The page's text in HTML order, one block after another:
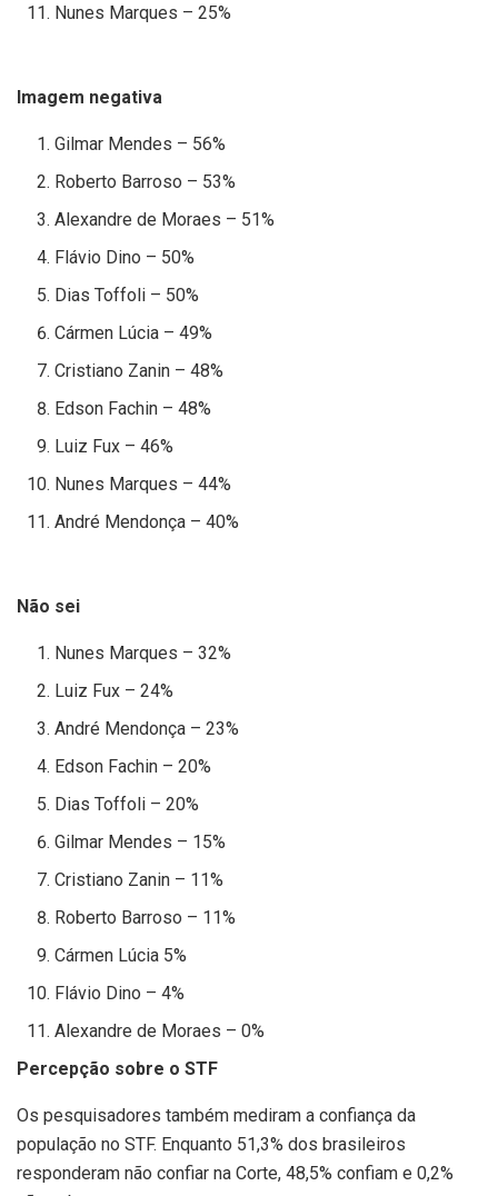
Nunes Marques – 25%
Imagem negativa
Gilmar Mendes – 56%
Roberto Barroso – 53%
Alexandre de Moraes – 51%
Flávio Dino – 50%
Dias Toffoli – 50%
Cármen Lúcia – 49%
Cristiano Zanin – 48%
Edson Fachin – 48%
Luiz Fux – 46%
Nunes Marques – 44%
André Mendonça – 40%
Não sei
Nunes Marques – 32%
Luiz Fux – 24%
André Mendonça – 23%
Edson Fachin – 20%
Dias Toffoli – 20%
Gilmar Mendes – 15%
Cristiano Zanin – 11%
Roberto Barroso – 11%
Cármen Lúcia 5%
Flávio Dino – 4%
Alexandre de Moraes – 0%
Percepção sobre o STF
Os pesquisadores também mediram a confiança da
população no STF. Enquanto 51,3% dos brasileiros
responderam não confiar na Corte, 48,5% confiam e 0,2%